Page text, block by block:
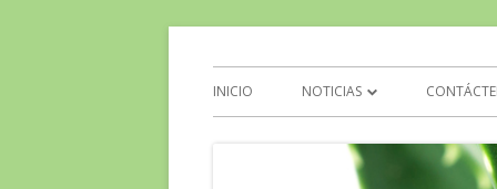
Aloe Vera y Calidad de
INICIO NOTICIAS